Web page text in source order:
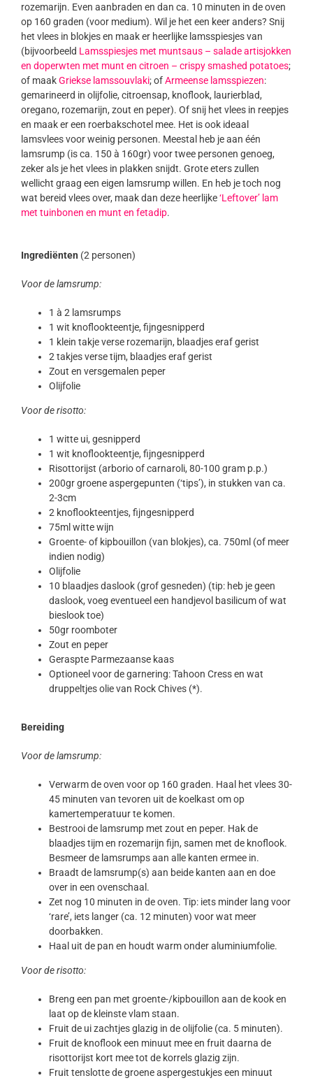
rozemarijn. Even aanbraden en dan ca. 10 minuten in de oven
op 160 graden (voor medium). Wil je het een keer anders? Snij
het vlees in blokjes en maak er heerlijke lamsspiesjes van
(bijvoorbeeld Lamsspiesjes met muntsaus – salade artisjokken
en doperwten met munt en citroen – crispy smashed potatoes;
of maakGriekse lamssouvlaki; ofArmeense lamsspiezen:
gemarineerd in olijfolie, citroensap, knoflook, laurierblad,
oregano, rozemarijn, zout en peper). Of snij het vlees in reepjes
en maak er een roerbakschotel mee. Het is ook ideaal
lamsvlees voor weinig personen. Meestal heb je aan één
lamsrump (is ca. 150 à 160gr) voor twee personen genoeg,
zeker als je het vlees in plakken snijdt. Grote eters zullen
wellicht graag een eigen lamsrump willen. En heb je toch nog
wat bereid vlees over, maak dan deze heerlijke‘Leftover’ lam
met tuinbonen en munt en fetadip.
Ingrediënten (2 personen)
Voor de lamsrump:
1 à 2 lamsrumps
1 wit knoflookteentje, fijngesnipperd
1 klein takje verse rozemarijn, blaadjes eraf gerist
2 takjes verse tijm, blaadjes eraf gerist
Zout en versgemalen peper
Olijfolie
Voor de risotto:
1 witte ui, gesnipperd
1 wit knoflookteentje, fijngesnipperd
Risottorijst (arborio of carnaroli, 80-100 gram p.p.)
200gr groene aspergepunten (‘tips’), in stukken van ca.
2-3cm
2 knoflookteentjes, fijngesnipperd
75ml witte wijn
Groente- of kipbouillon (van blokjes), ca. 750ml (of meer
indien nodig)
Olijfolie
10 blaadjes daslook (grof gesneden) (tip: heb je geen
daslook, voeg eventueel een handjevol basilicum of wat
bieslook toe)
50gr roomboter
Zout en peper
Geraspte Parmezaanse kaas
Optioneel voor de garnering: Tahoon Cress en wat
druppeltjes olie van Rock Chives (*).
Bereiding
Voor de lamsrump:
Verwarm de oven voor op 160 graden. Haal het vlees 30-
45 minuten van tevoren uit de koelkast om op
kamertemperatuur te komen.
Bestrooi de lamsrump met zout en peper. Hak de
blaadjes tijm en rozemarijn fijn, samen met de knoflook.
Besmeer de lamsrumps aan alle kanten ermee in.
Braadt de lamsrump(s) aan beide kanten aan en doe
over in een ovenschaal.
Zet nog 10 minuten in de oven. Tip: iets minder lang voor
‘rare’, iets langer (ca. 12 minuten) voor wat meer
doorbakken.
Haal uit de pan en houdt warm onder aluminiumfolie.
Voor de risotto:
Breng een pan met groente-/kipbouillon aan de kook en
laat op de kleinste vlam staan.
Fruit de ui zachtjes glazig in de olijfolie (ca. 5 minuten).
Fruit de knoflook een minuut mee en fruit daarna de
risottorijst kort mee tot de korrels glazig zijn.
Fruit tenslotte de groene aspergestukjes een minuut